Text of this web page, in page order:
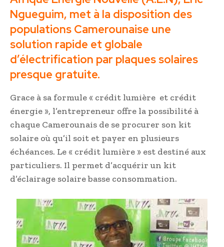
Ngueguim, met à la disposition des
populations Camerounaise une
solution rapide et globale
d’électrification par plaques solaires
presque gratuite.
Grace à sa formule « crédit lumière et crédit
énergie », l’entrepreneur offre la possibilité à
chaque Camerounais de se procurer son kit
solaire où qu’il soit et payer en plusieurs
échéances. Le « crédit lumière » est destiné aux
particuliers. Il permet d’acquérir un kit
d’éclairage solaire basse consommation.